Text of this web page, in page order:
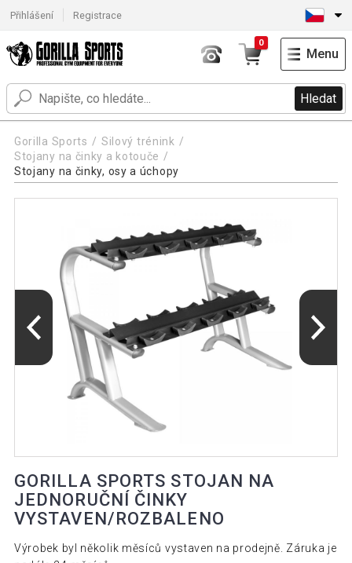
Přihlášení Registrace
Hledat
0
Menu
Gorilla Sports
Silový trénink
Stojany na činky a kotouče
Stojany na činky, osy a úchopy
GORILLA SPORTS STOJAN NA
JEDNORUČNÍ ČINKY
VYSTAVEN/ROZBALENO
Výrobek byl několik měsíců vystaven na prodejně. Záruka je